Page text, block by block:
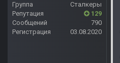
Группа
Сталкеры
Репутация
129
Сообщений
790
Регистрация
03.08.2020